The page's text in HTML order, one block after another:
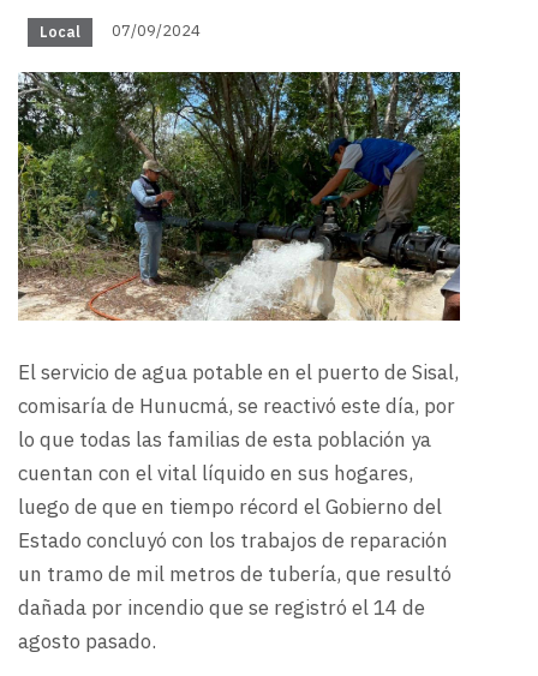
Local 07/09/2024
El servicio de agua potable en el puerto de Sisal,
comisaría de Hunucmá, se reactivó este día, por
lo que todas las familias de esta población ya
cuentan con el vital líquido en sus hogares,
luego de que en tiempo récord el Gobierno del
Estado concluyó con los trabajos de reparación
un tramo de mil metros de tubería, que resultó
dañada por incendio que se registró el 14 de
agosto pasado.